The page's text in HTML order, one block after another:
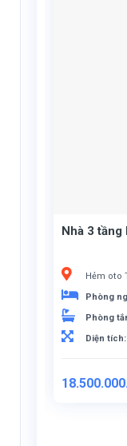
Nhà 3
Hẻm oto
Phòng
Phòng
Diện tích:
Giá